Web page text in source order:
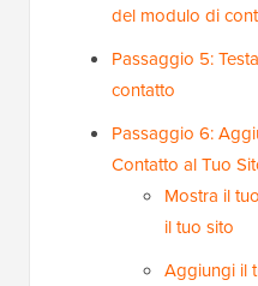
del modulo di
Passaggio 5:
contatto
Passaggio 6:
Contatto al Tuo
Mostra il
il tuo sito
Aggiungi il